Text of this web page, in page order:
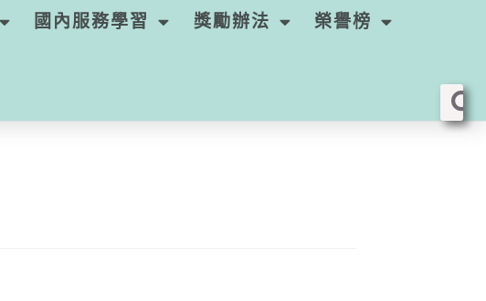
國內服務學習 獎勵辦法
榮譽榜